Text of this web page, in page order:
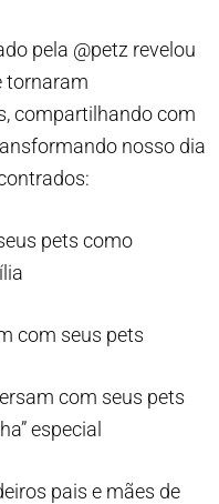
pela @petz revelou
tornaram
compartilhando com
nosso dia
pets como
com seus pets
com seus pets
especial
pais e mães de